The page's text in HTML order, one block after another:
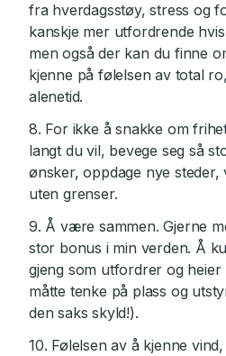
fra hverdagsstøy, stress og
kanskje mer utfordrende
men også der kan du finne
kjenne på følelsen av total
alenetid.
8. For ikke å snakke om
langt du vil, bevege seg så
ønsker, oppdage nye
uten grenser.
9. Å være sammen. Gjerne
stor bonus i min verden. Å
gjeng som utfordrer og
måtte tenke på plass og
den saks skyld!).
10. Følelsen av å kjenne